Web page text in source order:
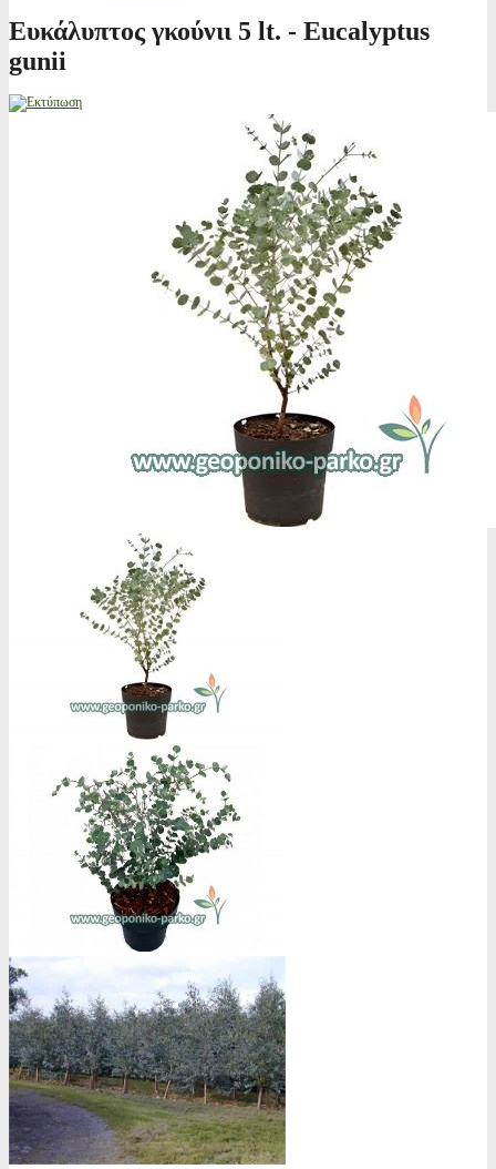
Ευκάλυπτος γκούνιι 5 lt. - Eucalyptus
gunii